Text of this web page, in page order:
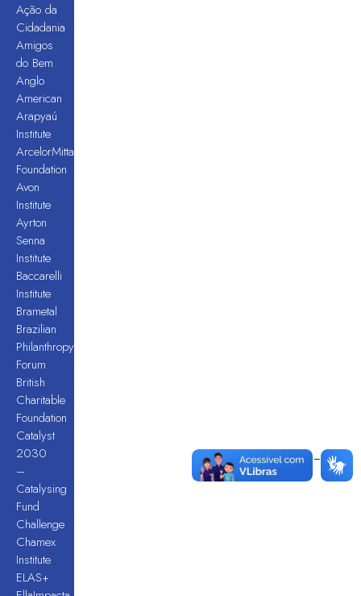
Ação da
Cidadania
Amigos
do Bem
Anglo
American
Arapyaú
Institute
ArcelorMittal
Foundation
Avon
Institute
Ayrton
Senna
Institute
Baccarelli
Institute
Brametal
Brazilian
Philanthropy
Forum
British
Charitable
Foundation
Catalyst
2030
–
Catalysing
Fund
Challenge
Chamex
Institute
ELAS+